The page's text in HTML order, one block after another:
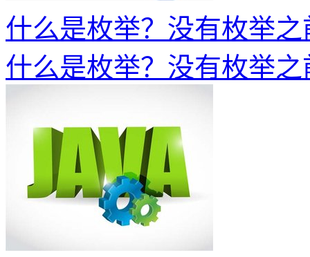
什么是枚举？没有枚举
什么是枚举？没有枚举